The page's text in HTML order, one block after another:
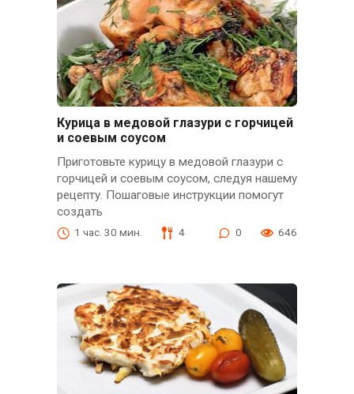
Курица в медовой глазури с горчицей
и соевым соусом
Приготовьте курицу в медовой глазури с
горчицей и соевым соусом, следуя нашему
рецепту. Пошаговые инструкции помогут
создать
1 час. 30 мин. 4 0 646